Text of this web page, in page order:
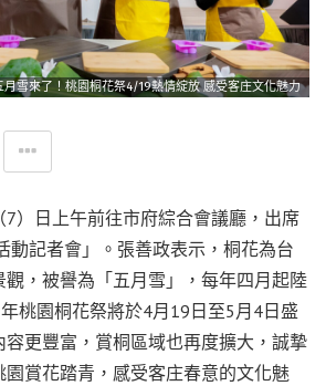
月雪來了！桃園桐花祭4/19熱情綻放 感受客庄文化魅力
）日上午前往市府綜合會議廳，出席
動記者會」。張善政表示，桐花為台
觀，被譽為「五月雪」，每年四月起陸
桃園桐花祭將於4月19日至5月4日盛
容更豐富，賞桐區域也再度擴大，誠摯
賞花踏青，感受客庄春意的文化魅